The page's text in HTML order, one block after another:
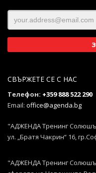
СВЪРЖЕТЕ СЕ С НАС
Телефон: +359 888 522 290
Email: office@agenda.bg
"АДЖЕНДА Тренинг
ул. „Братя Чакрин“ 16,
"АДЖЕНДА Тренинг